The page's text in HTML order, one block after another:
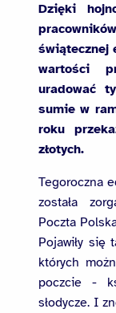
Dzięki
świątecznej
wartości
uradować
sumie w
roku
złotych.
Tegoroczna
została
Poczta
Pojawiły się
których
poczcie -
słodycze. I